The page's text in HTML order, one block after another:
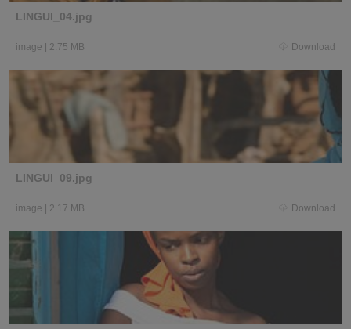
LINGUI_04.jpg
image 2.75 MB Download
LINGUI_09.jpg
image 2.17 MB Download